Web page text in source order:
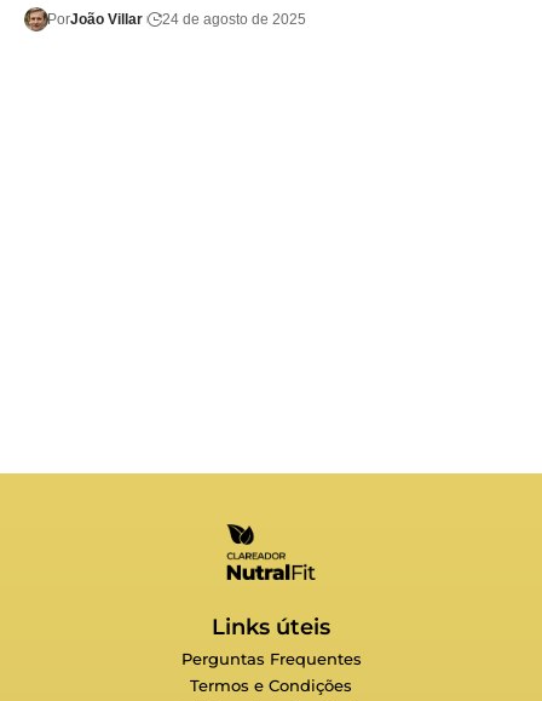
PorJoão Villar 24 de agosto de 2025
Links úteis
Perguntas Frequentes
Termos e Condições